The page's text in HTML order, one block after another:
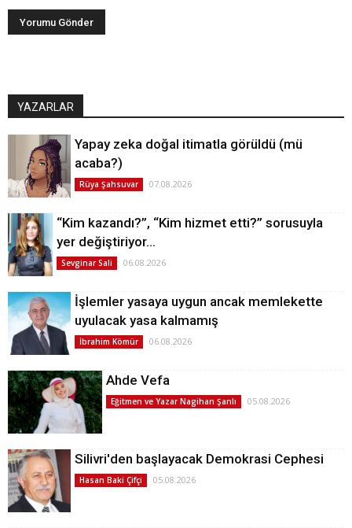
YAZARLAR
Yapay zeka doğal itimatla görüldü (mü
acaba?)
Rüya Şahsuvar 07.08.2026
“Kim kazandı?”, “Kim hizmet etti?” sorusuyla
yer değiştiriyor…
Sevginar Sali 06.08.2026
İşlemler yasaya uygun ancak memlekette
uyulacak yasa kalmamış
İbrahim Kömür 06.08.2026
Ahde Vefa
Eğitmen ve Yazar Nagihan Şanlı 05.08.2026
Silivri'den başlayacak Demokrasi Cephesi
Hasan Baki Çifçi 05.08.2026